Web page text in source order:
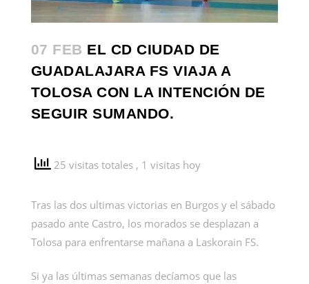
07 FEB EL CD CIUDAD DE
GUADALAJARA FS VIAJA A
TOLOSA CON LA INTENCIÓN DE
SEGUIR SUMANDO.
25 visitas totales , 1 visitas hoy
Tras las dos ultimas victorias en Burgos y el sábado
pasado ante Castro, los morados se desplazan a
Tolosa para enfrentarse mañana a Laskorain FS.
Si ya las últimas semanas decíamos que las